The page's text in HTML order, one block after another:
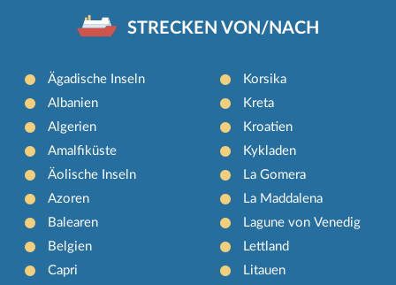
STRECKEN VON/NACH
Ägadische Inseln
Albanien
Algerien
Amalfiküste
Äolische Inseln
Azoren
Balearen
Belgien
Capri
Korsika
Kreta
Kroatien
Kykladen
La Gomera
La Maddalena
Lagune von Venedig
Lettland
Litauen